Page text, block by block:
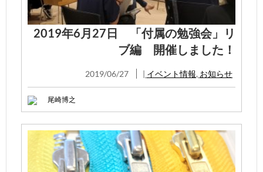
2019年6月27日 「付属の勉強会」リ
ブ編 開催しました！
2019/06/27 イベント情報, お知らせ
尾崎博之